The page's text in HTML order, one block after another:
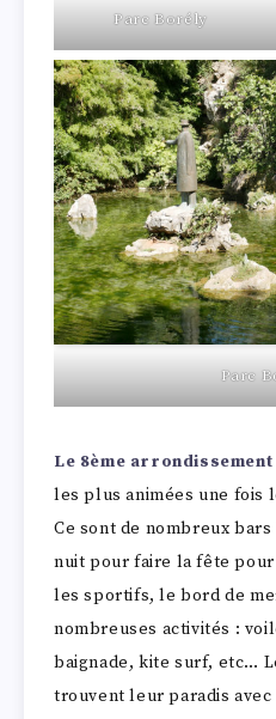
Parc Borély
Parc
Le 8ème arrondissement
les plus animées une fois
Ce sont de nombreux
nuit pour faire la fête
les sportifs, le bord de
nombreuses activités :
baignade, kite surf, etc…
trouvent leur paradis avec